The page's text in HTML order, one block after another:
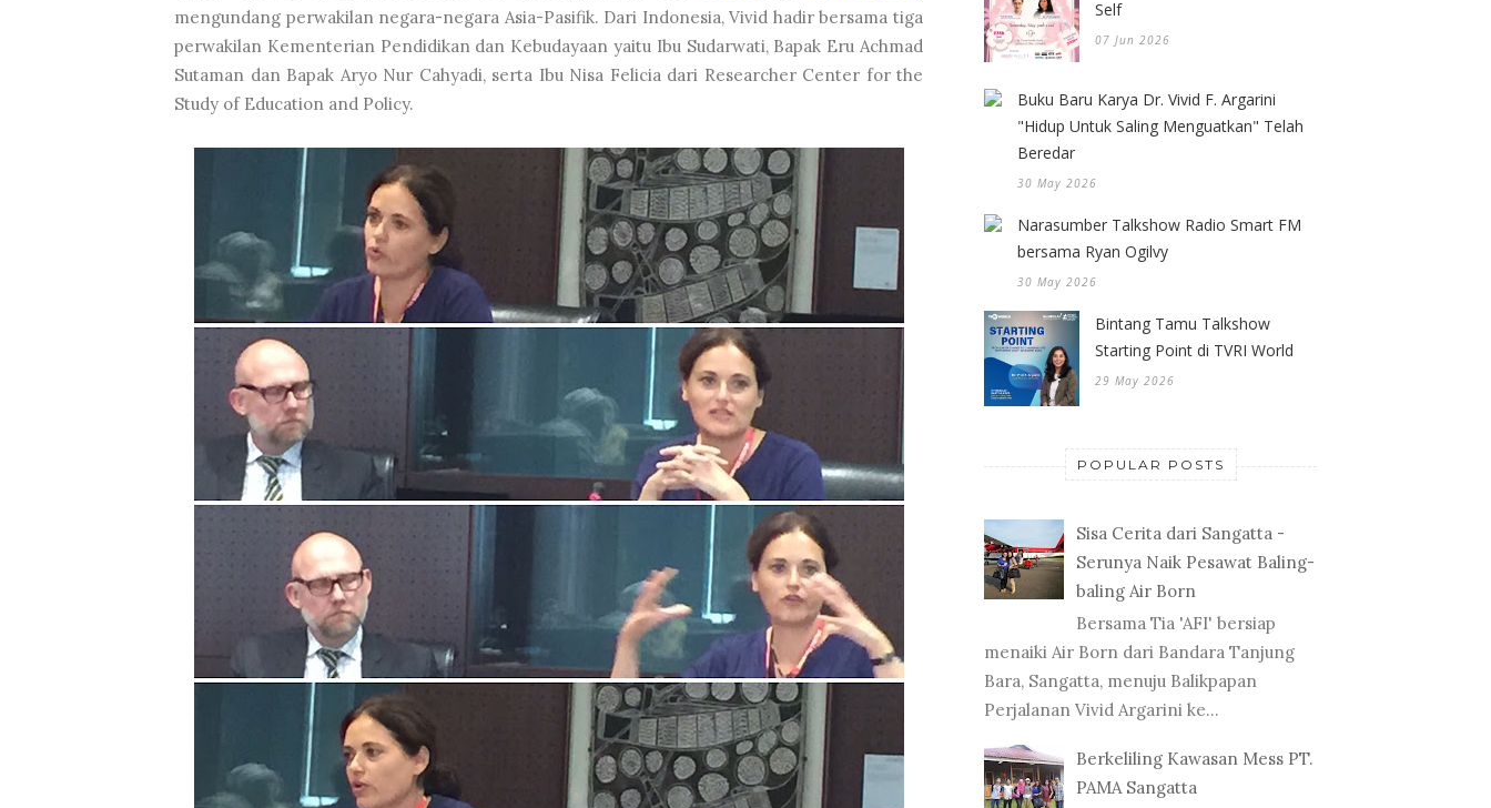
mengundang perwakilan negara-negara Asia-Pasifik. Dari Indonesia, Vivid hadir bersama tiga
perwakilan Kementerian Pendidikan dan Kebudayaan yaitu Ibu Sudarwati, Bapak Eru Achmad
Sutaman dan Bapak Aryo Nur Cahyadi, serta Ibu Nisa Felicia dari Researcher Center for the
Study of Education and Policy.
Self
07 Jun 2026
Buku Baru Karya Dr. Vivid F. Argarini
"Hidup Untuk Saling Menguatkan" Telah
Beredar
30 May 2026
Narasumber Talkshow Radio Smart FM
bersama Ryan Ogilvy
30 May 2026
Bintang Tamu Talkshow
Starting Point di TVRI World
29 May 2026
POPULAR POSTS
Sisa Cerita dari Sangatta -
Serunya Naik Pesawat Baling-
baling Air Born
Bersama Tia 'AFI' bersiap
menaiki Air Born dari Bandara Tanjung
Bara, Sangatta, menuju Balikpapan
Perjalanan Vivid Argarini ke...
Berkeliling Kawasan Mess PT.
PAMA Sangatta